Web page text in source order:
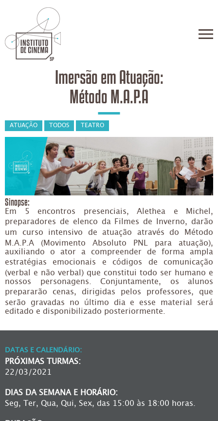
Imersão em Atuação:
Método M.A.P.A
ATUAÇÃO TODOS TEATRO
Sinopse:
Em 5 encontros presenciais, Alethea e Michel,
preparadores de elenco da Filmes de Inverno, darão
um curso intensivo de atuação através do Método
M.A.P.A (Movimento Absoluto PNL para atuação),
auxiliando o ator a compreender de forma ampla
estratégias emocionais e códigos de comunicação
(verbal e não verbal) que constitui todo ser humano e
nossos personagens. Conjuntamente, os alunos
prepararão cenas, dirigidas pelos professores, que
serão gravadas no último dia e esse material será
editado e disponibilizado posteriormente.
DATAS E CALENDÁRIO:
PRÓXIMAS TURMAS:
22/03/2021
DIAS DA SEMANA E HORÁRIO:
Seg, Ter, Qua, Qui, Sex, das 15:00 às 18:00 horas.